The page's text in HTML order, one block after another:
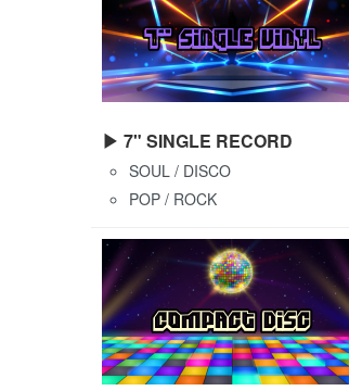
▶ 7" SINGLE RECORD
SOUL / DISCO
POP / ROCK